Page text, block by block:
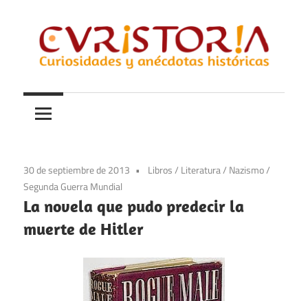
contenido
Curistoria
y
anécdotas
historia
30 de septiembre de 2013 Libros/ Literatura/ Nazismo/
Segunda Guerra Mundial
La novela que pudo predecir la
muerte de Hitler